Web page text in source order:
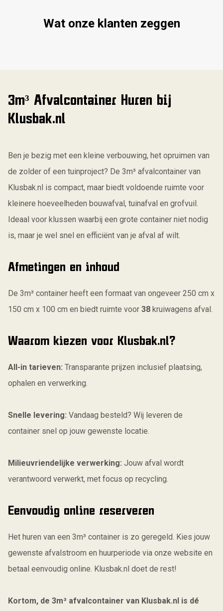
Wat onze klanten zeggen
3m³ Afvalcontainer Huren bij
Klusbak.nl
Ben je bezig met een kleine verbouwing, het opruimen van
de zolder of een tuinproject? De 3m³ afvalcontainer van
Klusbak.nl is compact, maar biedt voldoende ruimte voor
kleinere hoeveelheden bouwafval, tuinafval en grofvuil.
Ideaal voor klussen waarbij een grote container niet nodig
is, maar je wel snel en efficiënt van je afval af wilt.
Afmetingen en inhoud
De 3m³ container heeft een formaat van ongeveer 250 cm x
150 cm x 100 cm en biedt ruimte voor 38 kruiwagens afval.
Waarom kiezen voor Klusbak.nl?
All-in tarieven: Transparante prijzen inclusief plaatsing,
ophalen en verwerking.
Snelle levering: Vandaag besteld? Wij leveren de
container snel op jouw gewenste locatie.
Milieuvriendelijke verwerking: Jouw afval wordt
verantwoord verwerkt, met focus op recycling.
Eenvoudig online reserveren
Het huren van een 3m³ container is zo geregeld. Kies jouw
gewenste afvalstroom en huurperiode via onze website en
betaal eenvoudig online. Klusbak.nl doet de rest!
Kortom, de 3m³ afvalcontainer van Klusbak.nl is dé